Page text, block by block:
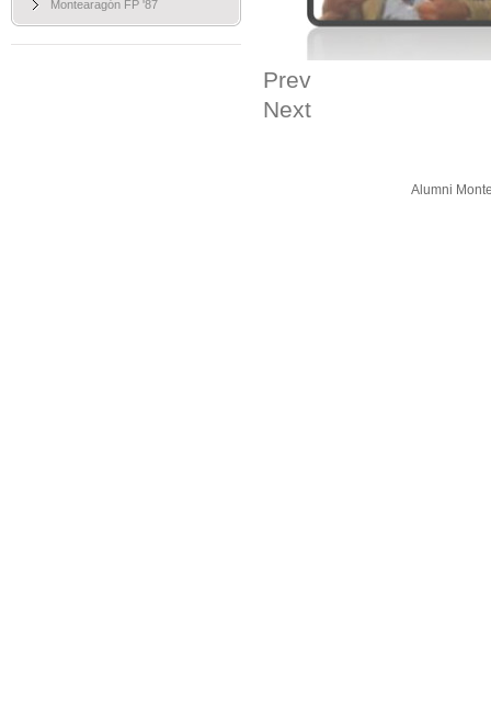
Montearagón FP '87
Prev
Next
Alumni